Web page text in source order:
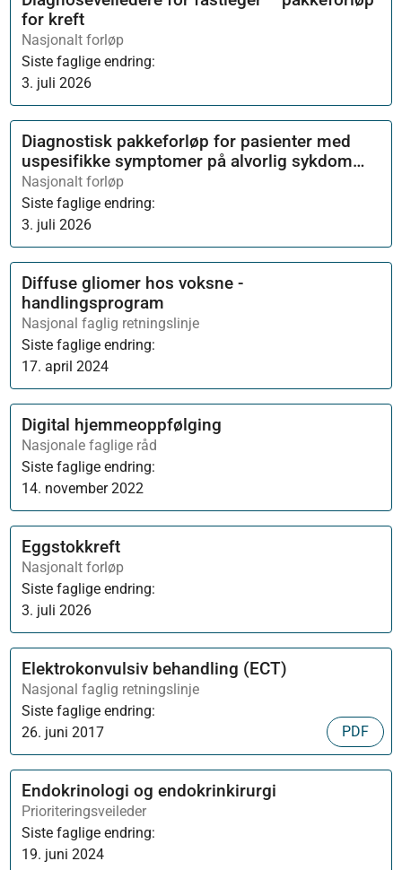
for kreft
Nasjonalt forløp
Siste faglige endring:
3. juli 2026
Diagnostisk pakkeforløp for pasienter med
uspesifikke symptomer på alvorlig sykdom
som kan være kreft
Nasjonalt forløp
Siste faglige endring:
3. juli 2026
Diffuse gliomer hos voksne -
handlingsprogram
Nasjonal faglig retningslinje
Siste faglige endring:
17. april 2024
Digital hjemmeoppfølging
Nasjonale faglige råd
Siste faglige endring:
14. november 2022
Eggstokkreft
Nasjonalt forløp
Siste faglige endring:
3. juli 2026
Elektrokonvulsiv behandling (ECT)
Nasjonal faglig retningslinje
Siste faglige endring:
26. juni 2017
PDF
Endokrinologi og endokrinkirurgi
Prioriteringsveileder
Siste faglige endring:
19. juni 2024